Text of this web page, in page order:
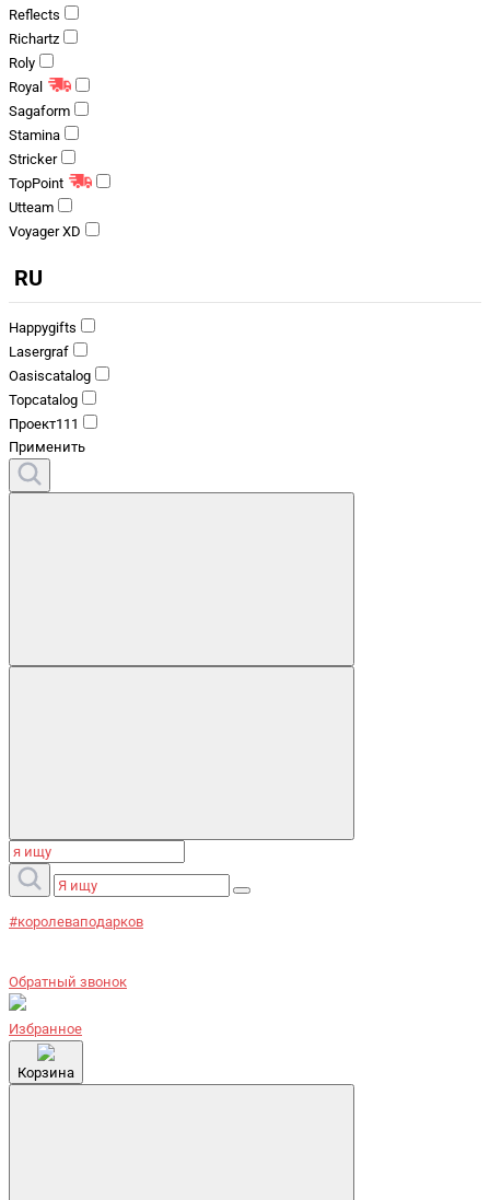
Reflects
Richartz
Roly
Royal
Sagaform
Stamina
Stricker
TopPoint
Utteam
Voyager XD
RU
Happygifts
Lasergraf
Oasiscatalog
Topcatalog
Проект111
Применить
#королеваподарков
Обратный звонок
Избранное
Корзина